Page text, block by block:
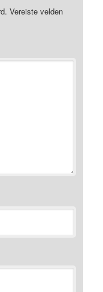
Vereiste velden